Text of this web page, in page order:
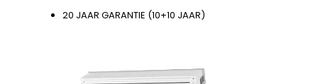
20 JAAR GARANTIE (10+10 JAAR)